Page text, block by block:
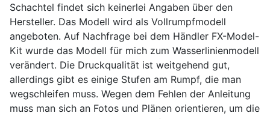
Schachtel findet sich keinerlei Angaben über den
Hersteller. Das Modell wird als Vollrumpfmodell
angeboten. Auf Nachfrage bei dem Händler FX-Model-
Kit wurde das Modell für mich zum Wasserlinienmodell
verändert. Die Druckqualität ist weitgehend gut,
allerdings gibt es einige Stufen am Rumpf, die man
wegschleifen muss. Wegen dem Fehlen der Anleitung
muss man sich an Fotos und Plänen orientieren, um die